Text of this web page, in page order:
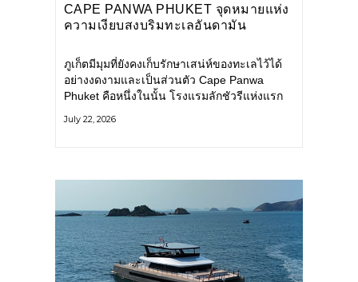
CAPE PANWA PHUKET จุดหมายแห่ง
ความเงียบสงบริมทะเลอันดามัน
ภูเก็ตมีมุมที่ยังคงเก็บรักษาเสน่ห์ของทะเลไว้ได้
อย่างงดงามและเป็นส่วนตัว Cape Panwa
Phuket คือหนึ่งในนั้น โรงแรมลักชัวรีแห่งแรก
แหลมพันวา ทางตะวันออกเฉียงใต้ของเกาะ
July 22, 2026